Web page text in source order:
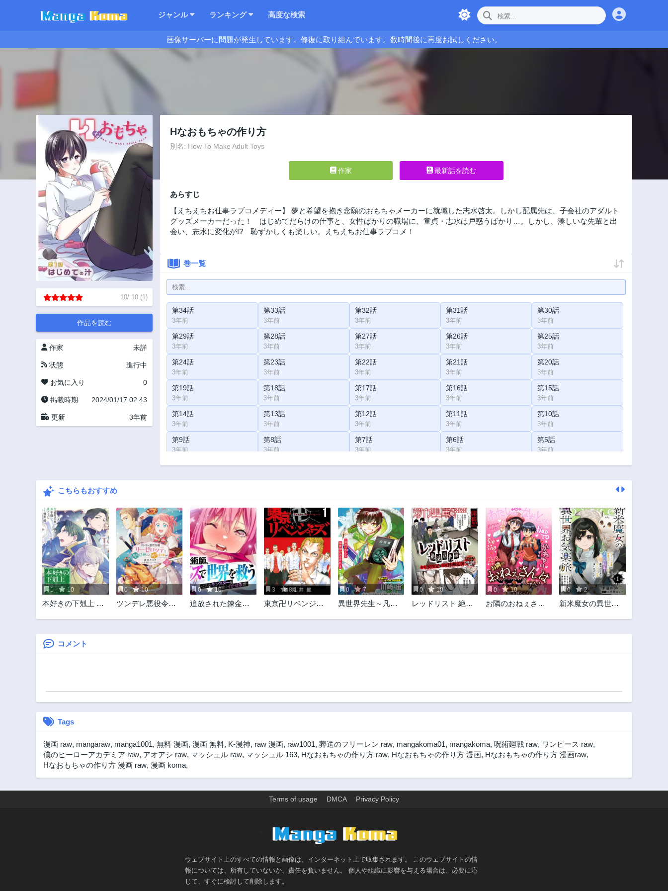
ジャンル ランキング 高度な検索
画像サーバーに問題が発生しています。修復に取り組んでいます。数時間後に再度お試しください。
10/ 10 (1)
作品を読む
作家 未詳
状態 進行中
お気に入り 0
掲載時期 2024/01/17 02:43
更新 3年前
Hなおもちゃの作り方
別名: How To Make Adult Toys
作家 最新話を読む
あらすじ
【えちえちお仕事ラブコメディー】 夢と希望を抱き念願のおもちゃメーカーに就職した志水啓太。しかし配属先は、子会社のアダルト
グッズメーカーだった！ はじめてだらけの仕事と、女性ばかりの職場に、童貞・志水は戸惑うばかり…。しかし、湊しいな先輩と出
会い、志水に変化が!? 恥ずかしくも楽しい。えちえちお仕事ラブコメ！
巻一覧
第34話
3年前
第33話
3年前
第32話
3年前
第31話
3年前
第30話
3年前
第29話
3年前
第28話
3年前
第27話
3年前
第26話
3年前
第25話
3年前
第24話
3年前
第23話
3年前
第22話
3年前
第21話
3年前
第20話
3年前
第19話
3年前
第18話
3年前
第17話
3年前
第16話
3年前
第15話
3年前
第14話
3年前
第13話
3年前
第12話
3年前
第11話
3年前
第10話
3年前
第9話
3年前
第8話
3年前
第7話
3年前
第6話
3年前
第5話
3年前
第4話 第3話
こちらもおすすめ
1 10
本好きの下剋上 フ
0 10
ツンデレ悪役令嬢
説の小林さん
0 10
追放された錬金術
どんなモンスター
3 8.1
東京卍リベンジャ
0 7
異世界先生～凡人
る～
0 10
レッドリスト 絶滅
0 10
お隣のおねぇさん
0 2
新米魔女の異世界
ォー社畜は魔女の
コメント
Tags
漫画 raw, mangaraw, manga1001, 無料 漫画, 漫画 無料, K-漫神, raw 漫画, raw1001, 葬送のフリーレン raw, mangakoma01, mangakoma, 呪術廻戦 raw, ワンピース raw,
僕のヒーローアカデミア raw, アオアシ raw, マッシュル raw, マッシュル 163, Hなおもちゃの作り方 raw, Hなおもちゃの作り方 漫画, Hなおもちゃの作り方 漫画raw,
Hなおもちゃの作り方 漫画 raw, 漫画 koma,
Terms of usage DMCA Privacy Policy
ウェブサイト上のすべての情報と画像は、インターネット上で収集されます。 このウェブサイトの情
報については、所有していないか、責任を負いません。 個人や組織に影響を与える場合は、必要に応
じて、すぐに検討して削除します。